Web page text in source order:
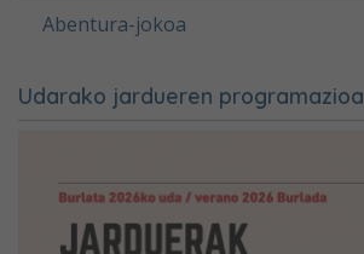
Abentura-jokoa
Udarako jardueren programazioa